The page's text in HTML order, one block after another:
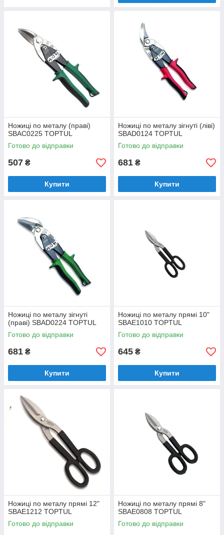
Ножиці по металу (праві)
SBAC0225 TOPTUL
Готово до відправки
507 ₴
Купити
Ножиці по металу зігнуті (ліві)
SBAD0124 TOPTUL
Готово до відправки
681 ₴
Купити
Ножиці по металу зігнуті
(праві) SBAD0224 TOPTUL
Готово до відправки
681 ₴
Купити
Ножиці по металу прямі 10"
SBAE1010 TOPTUL
Готово до відправки
645 ₴
Купити
Ножиці по металу прямі 12"
SBAE1212 TOPTUL
Готово до відправки
Ножиці по металу прямі 8"
SBAE0808 TOPTUL
Готово до відправки